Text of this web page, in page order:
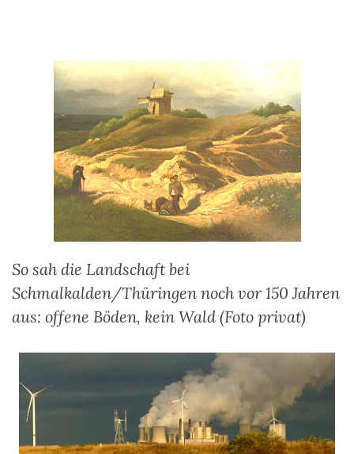
So sah die Landschaft bei
Schmalkalden/Thüringen noch vor 150 Jahren
aus: offene Böden, kein Wald (Foto privat)